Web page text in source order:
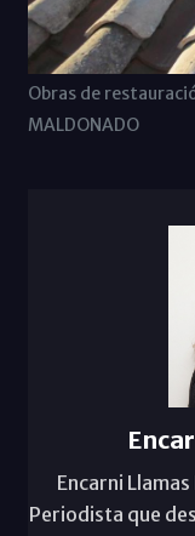
Obras de
MALDONADO
Encarni
Periodista que